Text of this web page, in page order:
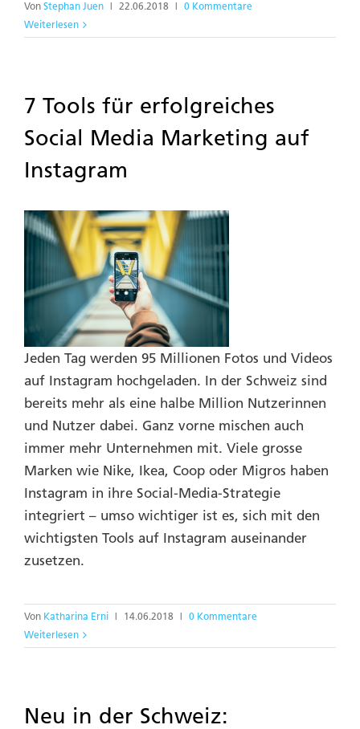
Von Stephan Juen 22.06.2018
0 Kommentare
Weiterlesen
7 Tools für erfolgreiches
Social Media Marketing auf
Instagram
Jeden Tag werden 95 Millionen Fotos und Videos
auf Instagram hochgeladen. In der Schweiz sind
bereits mehr als eine halbe Million Nutzerinnen
und Nutzer dabei. Ganz vorne mischen auch
immer mehr Unternehmen mit. Viele grosse
Marken wie Nike, Ikea, Coop oder Migros haben
Instagram in ihre Social-Media-Strategie
integriert – umso wichtiger ist es, sich mit den
wichtigsten Tools auf Instagram auseinander
zusetzen.
Von Katharina Erni 14.06.2018
0 Kommentare
Weiterlesen
Neu in der Schweiz: